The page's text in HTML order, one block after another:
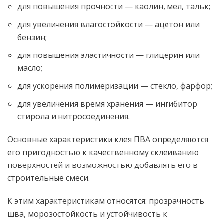
для повышения прочности — каолин, мел, тальк;
для увеличения влагостойкости — ацетон или
бензин;
для повышения эластичности — глицерин или
масло;
для ускорения полимеризации — стекло, фарфор;
для увеличения время хранения — ингибитор
стирола и нитросоединения.
Основные характеристики клея ПВА определяются
его пригодностью к качественному склеиванию
поверхностей и возможностью добавлять его в
строительные смеси.
К этим характеристикам относятся: прозрачность
шва, морозостойкость и устойчивость к